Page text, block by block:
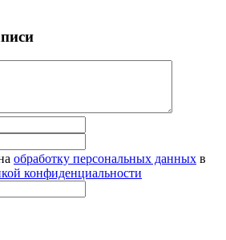
обработку персональных данных в
конфиденциальности